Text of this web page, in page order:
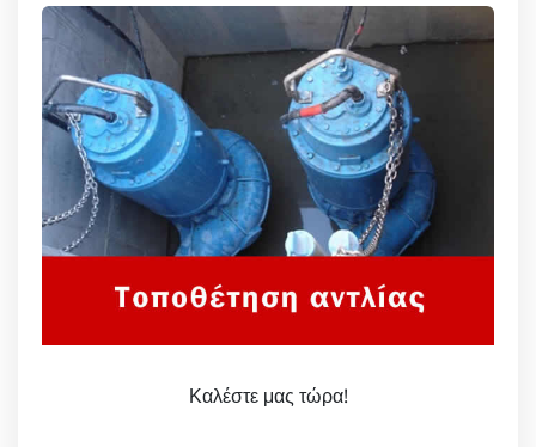
Καλέστε μας τώρα!